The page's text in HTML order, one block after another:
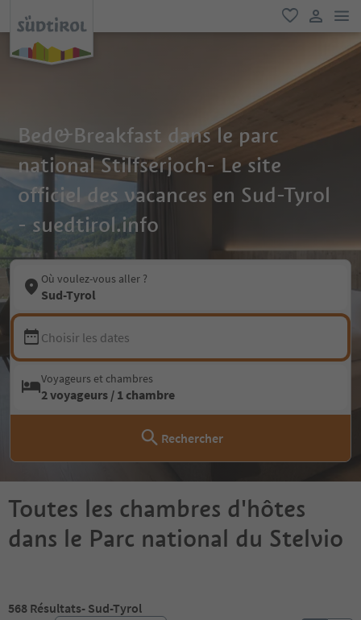
favori
lien
Bed&Breakfast dans le parc
national Stilfserjoch- Le site
officiel des vacances en Sud-Tyrol
- suedtirol.info
Où voulez-vous aller ?
Sud-Tyrol
Choisir les dates
Voyageurs et chambres
2 voyageurs / 1 chambre
Rechercher
Toutes les chambres d'hôtes
dans le Parc national du Stelvio
568 Résultats- Sud-Tyrol